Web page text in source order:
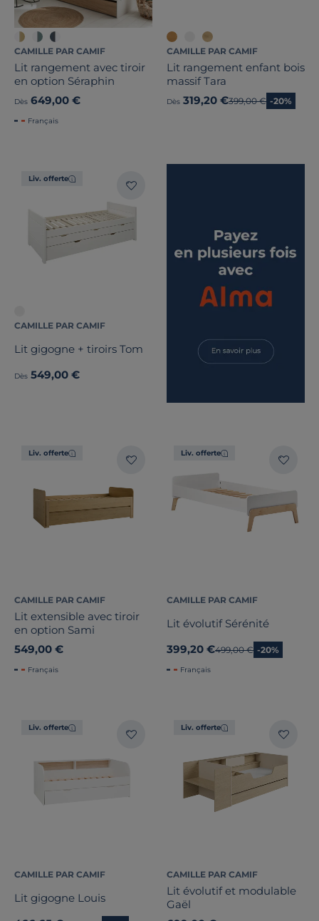
CAMILLE PAR CAMIF
Lit rangement avec tiroir
en option Séraphin
Dès 649,00 €
Français
CAMILLE PAR CAMIF
Lit rangement enfant bois
massif Tara
Dès 319,20 €Ancien prix
399,00 € -20%
Liv. offerte
CAMILLE PAR CAMIF
Lit gigogne + tiroirs Tom
Dès 549,00 €
Liv. offerte
CAMILLE PAR CAMIF
Lit extensible avec tiroir
en option Sami
549,00 €
Français
Liv. offerte
CAMILLE PAR CAMIF
Lit évolutif Sérénité
399,20 €Ancien prix
499,00 € -20%
Français
Liv. offerte
CAMILLE PAR CAMIF
Lit gigogne Louis
Liv. offerte
CAMILLE PAR CAMIF
Lit évolutif et modulable
Gaël